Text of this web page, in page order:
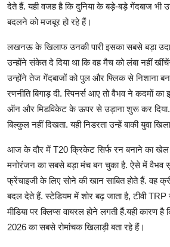
देते हैं. यही वजह है कि दुनिया के बड़े-बड़े गेंदबाज भी
बदलने को मजबूर हो रहे हैं।
लखनऊ के खिलाफ उनकी पारी इसका सबसे बड़ा
उन्होंने संकेत दे दिया था कि वह मैच को लंबा नहीं
उन्होंने तेज गेंदबाजों को पुल और फ्लिक से निशाना
रणनीति बिगाड़ दी. स्पिनर्स आए तो वैभव ने कदमों
ऑन और मिडविकेट के ऊपर से उड़ाना शुरू कर दिया.
बिल्कुल नहीं दिखता. यही निडरता उन्हें बाकी युवा
आज के दौर में T20 क्रिकेट सिर्फ रन बनाने का खेल
मनोरंजन का सबसे बड़ा मंच बन चुका है. ऐसे में वैभव
फ्रेंचाइजी के लिए सोने की खान साबित होते हैं. वह
बदल देते हैं. स्टेडियम में शोर बढ़ जाता है, टीवी
मीडिया पर क्लिप्स वायरल होने लगती हैं.यही कारण
2026 का सबसे रोमांचक खिलाड़ी बता रहे हैं।